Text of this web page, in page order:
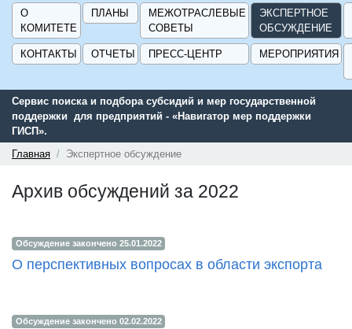
О
КОМИТЕТЕ
ПЛАНЫ
МЕЖОТРАСЛЕВЫЕ
СОВЕТЫ
ЭКСПЕРТНОЕ
ОБСУЖДЕНИЕ
КОНТАКТЫ ОТЧЕТЫ ПРЕСС-ЦЕНТР МЕРОПРИЯТИЯ
Сервис поиска и подбора субсидий и мер государственной
поддержки для предприятий - «Навигатор мер поддержки
ГИСП».
Главная
Экспертное обсуждение
Архив обсуждений за 2022
Обсуждение закончено 25.01.2022
О перспективных вопросах в области экспорта
Обсуждение закончено 02.02.2022